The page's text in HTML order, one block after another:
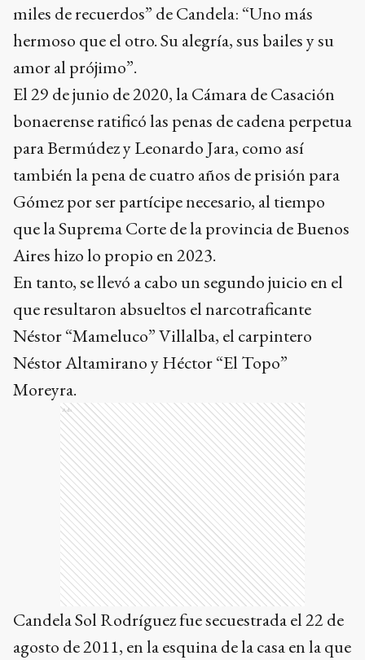
miles de recuerdos” de Candela: “Uno más
hermoso que el otro. Su alegría, sus bailes y su
amor al prójimo”.
El 29 de junio de 2020, la Cámara de Casación
bonaerense ratificó las penas de cadena perpetua
para Bermúdez y Leonardo Jara, como así
también la pena de cuatro años de prisión para
Gómez por ser partícipe necesario, al tiempo
que la Suprema Corte de la provincia de Buenos
Aires hizo lo propio en 2023.
En tanto, se llevó a cabo un segundo juicio en el
que resultaron absueltos el narcotraficante
Néstor “Mameluco” Villalba, el carpintero
Néstor Altamirano y Héctor “El Topo”
Moreyra.
Ads
Candela Sol Rodríguez fue secuestrada el 22 de
agosto de 2011, en la esquina de la casa en la que